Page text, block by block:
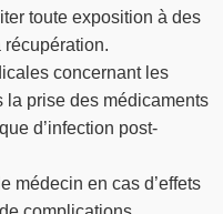
toute exposition à des
récupération.
concernant les
la prise des médicaments
d’infection post-
médecin en cas d’effets